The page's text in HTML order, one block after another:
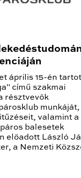
április 15-én
című szakmai
résztvevők
munkáját,
valamint a
balesetek
előadott László
a Nemzeti